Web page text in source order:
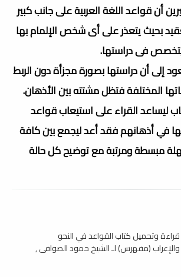
أن قواعد اللغة العربية على جانب كبير
بحيث يتعذر على أى شخص الإلمام بها
يتخصص فى دراستها.
إلى أن دراستها بصورة مجزأة دون الربط
المختلفة فتظل مشتته بين الأذهان.
ليساعد القراء على استيعاب قواعد
في أذهانهم فقد أعد ليجمع بين كافة
مبسطة ومرتبة مع توضيح كل حالة
قراءة وتحميل كتاب القواعد في النحو
والإعراب (مفهرس) لـ الشيخ حمود الصوافي ,